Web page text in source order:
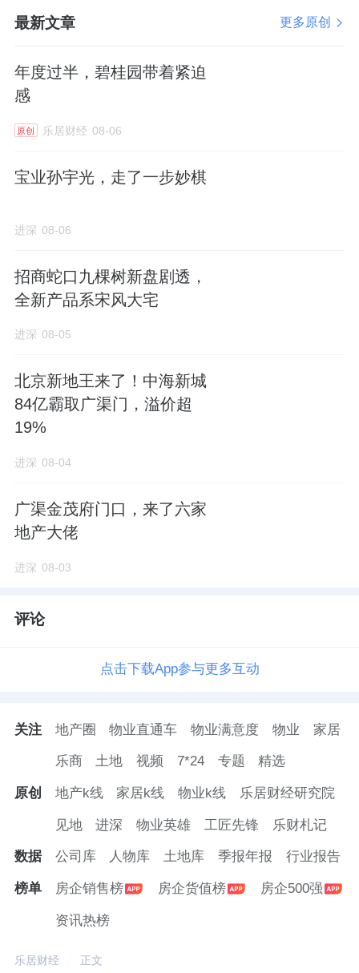
的市场需求。
体系，即“1”提升，提升商业引
轻力”第一品牌地位不动摇，加快消费基础设施
REITs发展，持续提升经营能力。“1”夯实，即
“好房子”。“2”聚焦，即产品聚焦、区域聚焦，
市、核心板块，坚持深耕。“3”精进，即朝着“差
异化发展、专业化经营、精细化管理”的方向不
断精进，在商业年轻化、住宅高品质、产业创
经营水平，向管理要效益。公司将不断“提升、
夯实、聚焦、精进”，加快构建发展新模式，实
现高质量发展。
为了进一步提升公司商业管理专业能力、核心
竞争力和品牌影响力，大悦城控股在6月27日
部。
从构建“1123”战略体系，提升商业引领的“战略
悦城在行业深度调整期的主动变革逻辑，即将
年轻客群消费场景、强化品牌影响、优化资源
链的服务能力，使商业板块运营从刺激短期业
擎，真正达成“卓越的城市运营与美好生活服务
商”的战略定位，为未来可持续发展奠定基础。
成为大悦城控股重构地产业务战略布局、聚焦
长期价值的关键落子。
商业能力与稳健财务表现、前瞻战略的布局，
最新文章 更多原创
年度过半，碧桂园带着紧迫
感
原创 乐居财经 08-06
宝业孙宇光，走了一步妙棋
进深 08-06
招商蛇口九棵树新盘剧透，
全新产品系宋风大宅
进深 08-05
北京新地王来了！中海新城
84亿霸取广渠门，溢价超
19%
进深 08-04
广渠金茂府门口，来了六家
地产大佬
进深 08-03
评论
点击下载App参与更多互动
关注 地产圈 物业直通车 物业满意度 物业 家居
乐商 土地 视频 7*24 专题 精选
原创 地产k线 家居k线 物业k线 乐居财经研究院
见地 进深 物业英雄 工匠先锋 乐财札记
数据 公司库 人物库 土地库 季报年报 行业报告
榜单 房企销售榜 房企货值榜 房企500强
资讯热榜
乐居财经 正文